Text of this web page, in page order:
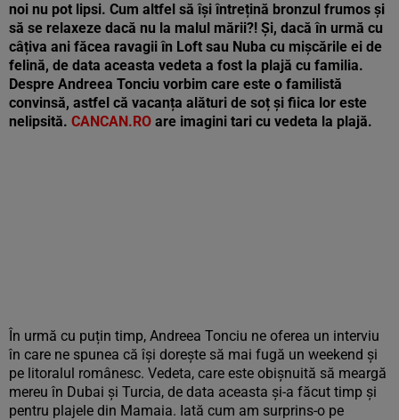
noi nu pot lipsi. Cum altfel să își întrețină bronzul frumos și
să se relaxeze dacă nu la malul mării?! Și, dacă în urmă cu
câțiva ani făcea ravagii în Loft sau Nuba cu mișcările ei de
felină, de data aceasta vedeta a fost la plajă cu familia.
Despre Andreea Tonciu vorbim care este o familistă
convinsă, astfel că vacanța alături de soț și fiica lor este
nelipsită. CANCAN.RO are imagini tari cu vedeta la plajă.
În urmă cu puțin timp, Andreea Tonciu ne oferea un interviu
în care ne spunea că își dorește să mai fugă un weekend și
pe litoralul românesc. Vedeta, care este obișnuită să meargă
mereu în Dubai și Turcia, de data aceasta și-a făcut timp și
pentru plajele din Mamaia. Iată cum am surprins-o pe